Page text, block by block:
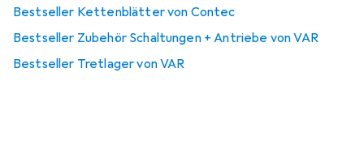
Bestseller Kettenblätter von Contec
Bestseller Zubehör Schaltungen + Antriebe von VAR
Bestseller Tretlager von VAR